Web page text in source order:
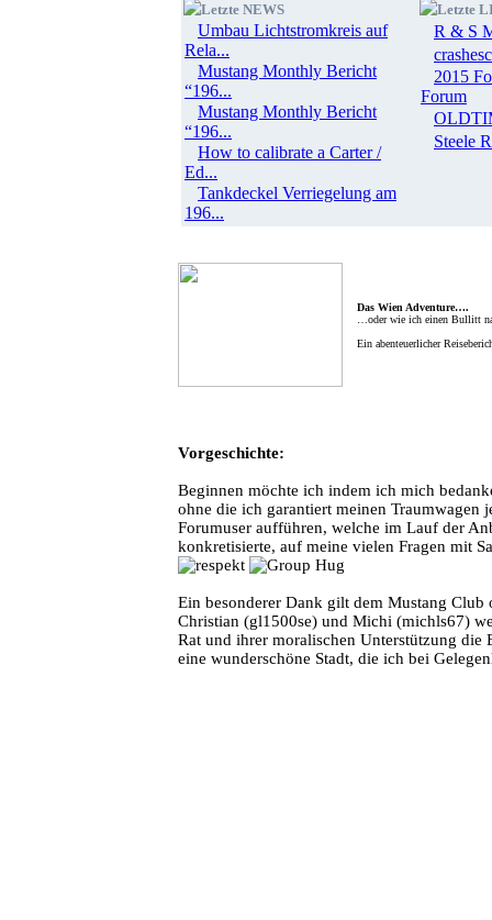
Letzte NEWS
Umbau Lichtstromkreis auf
Rela...
Mustang Monthly Bericht
“196...
Mustang Monthly Bericht
“196...
How to calibrate a Carter /
Ed...
Tankdeckel Verriegelung am
196...
Letzte
R & S
2015
Forum
Steele
Das Wien Adventure….
…oder wie ich einen Bullitt
Ein abenteuerlicher
Vorgeschichte:
Beginnen möchte ich indem ich mich
ohne die ich garantiert meinen
Forumuser aufführen, welche im Lauf der
konkretisierte, auf meine vielen Fragen mit
Ein besonderer Dank gilt dem Mustang
Christian (gl1500se) und Michi (michls67)
Rat und ihrer moralischen Unterstützung die
eine wunderschöne Stadt, die ich bei